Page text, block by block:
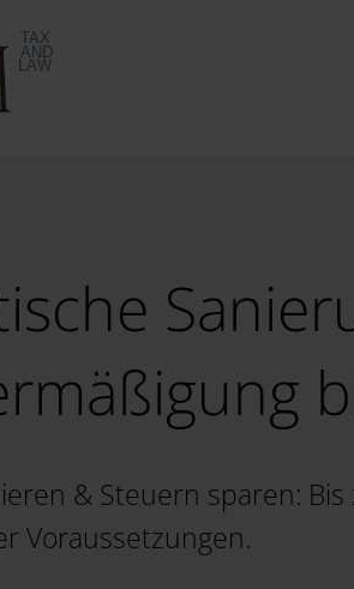
& Steuern sparen:
Voraussetzungen.